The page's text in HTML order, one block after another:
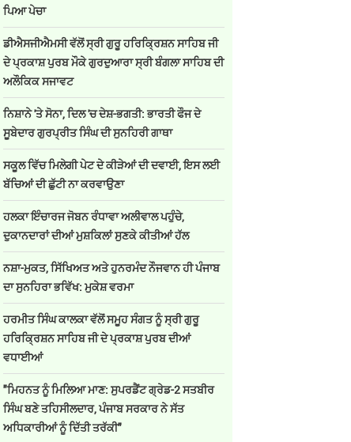
ਪਿਆ ਪੇਚਾ
ਡੀਐਸਜੀਐਮਸੀ ਵੱਲੋਂ ਸ੍ਰੀ ਗੁਰੂ ਹਰਿਕ੍ਰਿਸ਼ਨ ਸਾਹਿਬ ਜੀ
ਦੇ ਪ੍ਰਕਾਸ਼ ਪੁਰਬ ਮੌਕੇ ਗੁਰਦੁਆਰਾ ਸ੍ਰੀ ਬੰਗਲਾ ਸਾਹਿਬ ਦੀ
ਅਲੌਕਿਕ ਸਜਾਵਟ
ਨਿਸ਼ਾਨੇ 'ਤੇ ਸੋਨਾ, ਦਿਲ 'ਚ ਦੇਸ਼-ਭਗਤੀ: ਭਾਰਤੀ ਫੌਜ ਦੇ
ਸੂਬੇਦਾਰ ਗੁਰਪ੍ਰੀਤ ਸਿੰਘ ਦੀ ਸੁਨਹਿਰੀ ਗਾਥਾ
ਸਕੂਲ ਵਿੱਚ ਮਿਲੇਗੀ ਪੇਟ ਦੇ ਕੀੜੇਆਂ ਦੀ ਦਵਾਈ, ਇਸ ਲਈ
ਬੱਚਿਆਂ ਦੀ ਛੁੱਟੀ ਨਾ ਕਰਵਾਉਣਾ
ਹਲਕਾ ਇੰਚਾਰਜ ਜੋਬਨ ਰੰਧਾਵਾ ਅਲੀਵਾਲ ਪਹੁੰਚੇ,
ਦੁਕਾਨਦਾਰਾਂ ਦੀਆਂ ਮੁਸ਼ਕਿਲਾਂ ਸੁਣਕੇ ਕੀਤੀਆਂ ਹੱਲ
ਨਸ਼ਾ-ਮੁਕਤ, ਸਿੱਖਿਅਤ ਅਤੇ ਹੁਨਰਮੰਦ ਨੌਜਵਾਨ ਹੀ ਪੰਜਾਬ
ਦਾ ਸੁਨਹਿਰਾ ਭਵਿੱਖ: ਮੁਕੇਸ਼ ਵਰਮਾ
ਹਰਮੀਤ ਸਿੰਘ ਕਾਲਕਾ ਵੱਲੋਂ ਸਮੂਹ ਸੰਗਤ ਨੂੰ ਸ੍ਰੀ ਗੁਰੂ
ਹਰਿਕ੍ਰਿਸ਼ਨ ਸਾਹਿਬ ਜੀ ਦੇ ਪ੍ਰਕਾਸ਼ ਪੁਰਬ ਦੀਆਂ
ਵਧਾਈਆਂ
"ਮਿਹਨਤ ਨੂੰ ਮਿਲਿਆ ਮਾਣ: ਸੁਪਰਡੈਂਟ ਗ੍ਰੇਡ-2 ਸਤਬੀਰ
ਸਿੰਘ ਬਣੇ ਤਹਿਸੀਲਦਾਰ, ਪੰਜਾਬ ਸਰਕਾਰ ਨੇ ਸੱਤ
ਅਧਿਕਾਰੀਆਂ ਨੂੰ ਦਿੱਤੀ ਤਰੱਕੀ"